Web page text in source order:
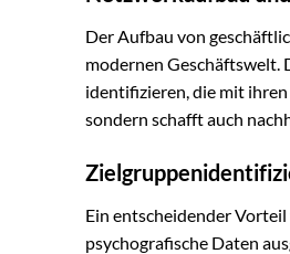
Der Aufbau von
modernen Geschäftswelt.
identifizieren, die mit
sondern schafft auch
Ein entscheidender
psychografische Daten